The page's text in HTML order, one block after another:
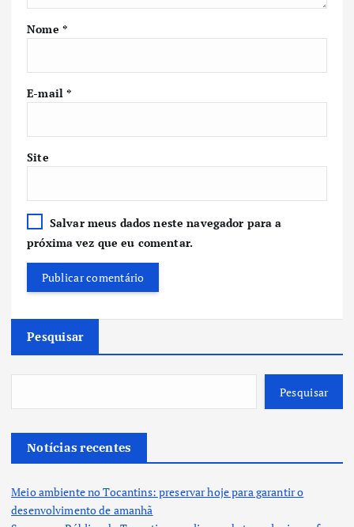
Nome *
E-mail*
Site
Salvar meus dados neste navegador para a
próxima vez que eu comentar.
Pesquisar
Pesquisar
Notícias recentes
Meio ambiente no Tocantins: preservar hoje para garantir o
desenvolvimento de amanhã